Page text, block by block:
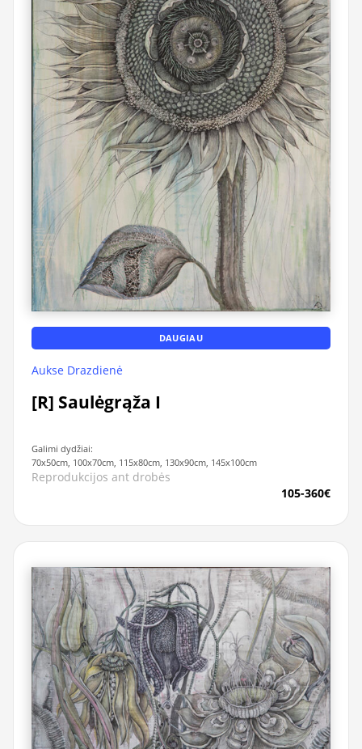
DAUGIAU
Aukse Drazdienė
[R] Saulėgrąža I
Galimi dydžiai:
70x50cm, 100x70cm, 115x80cm, 130x90cm, 145x100cm
Reprodukcijos ant drobės
105-360€